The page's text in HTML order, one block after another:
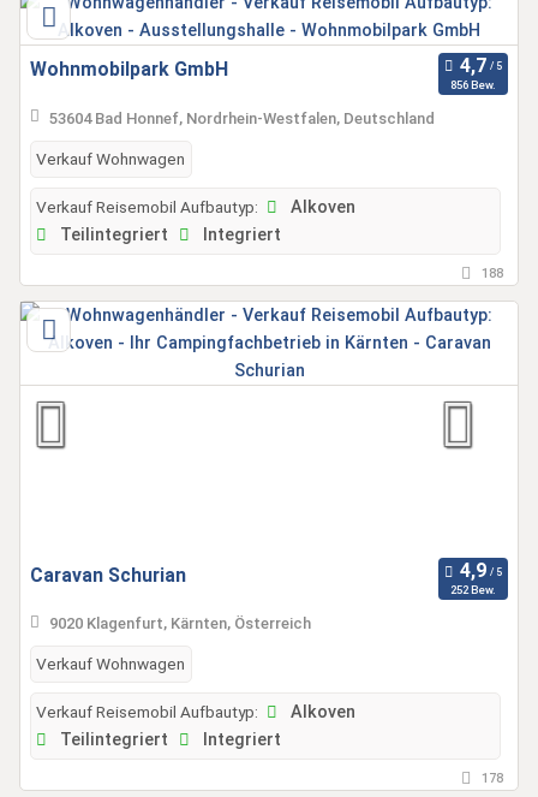
Wohnmobilpark GmbH
856 Bew.
53604 Bad Honnef, Nordrhein-Westfalen, Deutschland
Verkauf Wohnwagen
Verkauf Reisemobil Aufbautyp:
Alkoven
Teilintegriert
Integriert
188
Caravan Schurian
252 Bew.
9020 Klagenfurt, Kärnten, Österreich
Verkauf Wohnwagen
Verkauf Reisemobil Aufbautyp:
Alkoven
Teilintegriert
Integriert
178